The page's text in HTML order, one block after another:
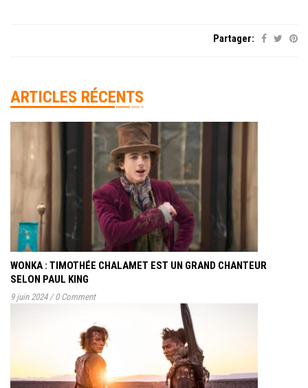
Partager:
ARTICLES RÉCENTS
WONKA : TIMOTHÉE CHALAMET EST UN GRAND CHANTEUR
SELON PAUL KING
9 juin 2024 / 0 Comment